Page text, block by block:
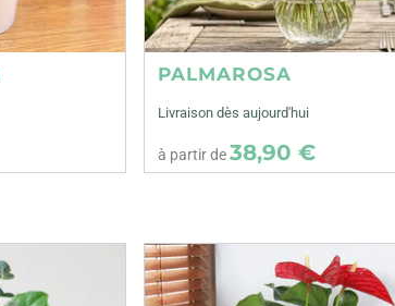
PALMAROSA
Livraison dès aujourd'hui
à partir de38,90 €